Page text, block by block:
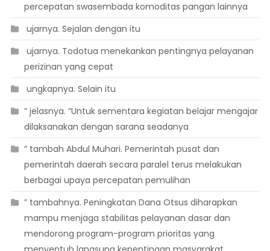
percepatan swasembada komoditas pangan lainnya
 ujarnya. Sejalan dengan itu
 ujarnya. Todotua menekankan pentingnya pelayanan
perizinan yang cepat
 ungkapnya. Selain itu
” jelasnya. “Untuk sementara kegiatan belajar mengajar
dilaksanakan dengan sarana seadanya
” tambah Abdul Muhari. Pemerintah pusat dan
pemerintah daerah secara paralel terus melakukan
berbagai upaya percepatan pemulihan
” tambahnya. Peningkatan Dana Otsus diharapkan
mampu menjaga stabilitas pelayanan dasar dan
mendorong program-program prioritas yang